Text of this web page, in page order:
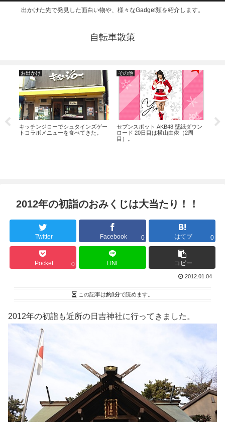
出かけた先で発見した面白い物や、様々なGadget類を紹介します。
自転車散策
お出かけ
キッチンジローでシュタインズゲー
トコラボメニューを食べてきた。
その他
セブンスポット AKB48 壁紙ダウン
ロード 20日目は横山由依（2周
目）。
2012年の初詣のおみくじは大当たり！！
Twitter Facebook 0 はてブ 0
Pocket 0 LINE コピー
2012.01.04
この記事は約1分で読めます。
2012年の初詣も近所の日吉神社に行ってきました。